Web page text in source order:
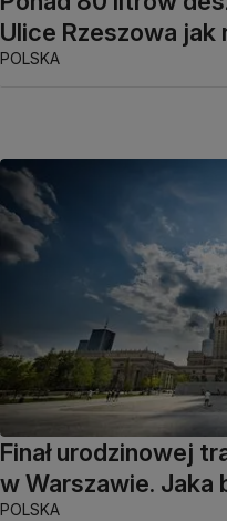
Ulice Rzeszowa jak
POLSKA
Finał urodzinowej
w Warszawie. Jaka
POLSKA